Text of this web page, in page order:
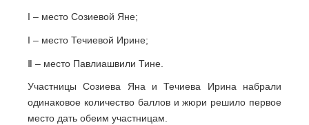
I – место Созиевой Яне;
I – место Течиевой Ирине;
Ⅱ – место Павлиашвили Тине.
Участницы Созиева Яна и Течиева Ирина набрали
одинаковое количество баллов и жюри решило первое
место дать обеим участницам.